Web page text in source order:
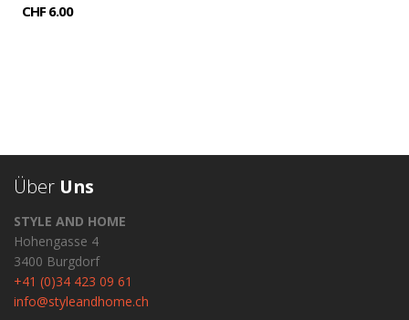
CHF 6.00
Über Uns
STYLE AND HOME
Hohengasse 4
3400 Burgdorf
+41 (0)34 423 09 61
info@styleandhome.ch